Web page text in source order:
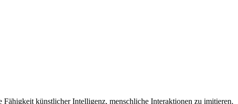
künstlicher Intelligenz, menschliche Interaktionen zu imitieren.